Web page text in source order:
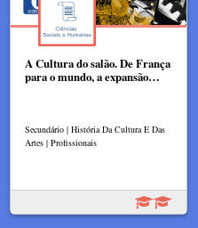
A Cultura do salão. De França
para o mundo, a expansão…
Secundário | História Da Cultura E Das
Artes | Profissionais